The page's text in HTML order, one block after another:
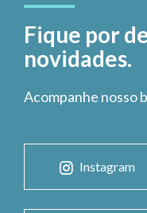
Fique por
novidades.
Acompanhe nosso
Instagram